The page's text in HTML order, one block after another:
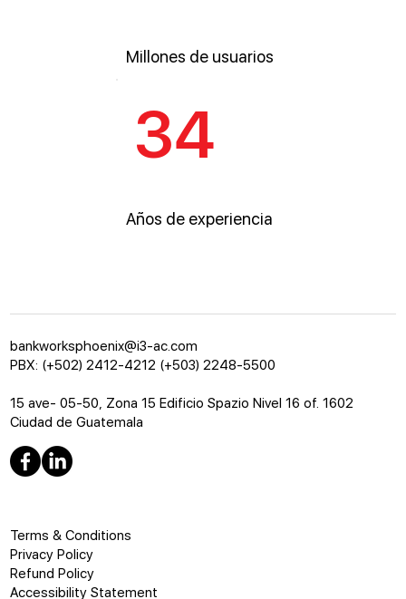
Millones de usuarios
34
Años de experiencia
bankworksphoenix@i3-ac.com
PBX: (+502) 2412-4212 (+503) 2248-5500
15 ave- 05-50, Zona 15 Edificio Spazio Nivel 16 of. 1602
Ciudad de Guatemala
Terms & Conditions
Privacy Policy
Refund Policy
Accessibility Statement